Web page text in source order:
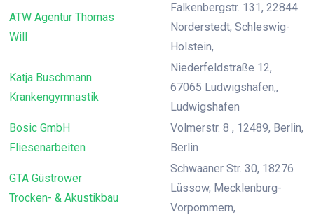
ATW Agentur Thomas
Will
Falkenbergstr. 131, 22844
Norderstedt, Schleswig-
Holstein,
Katja Buschmann
Krankengymnastik
Niederfeldstraße 12,
67065 Ludwigshafen,,
Ludwigshafen
Bosic GmbH
Fliesenarbeiten
Volmerstr. 8 , 12489, Berlin,
Berlin
GTA Güstrower
Trocken- & Akustikbau
Schwaaner Str. 30, 18276
Lüssow, Mecklenburg-
Vorpommern,